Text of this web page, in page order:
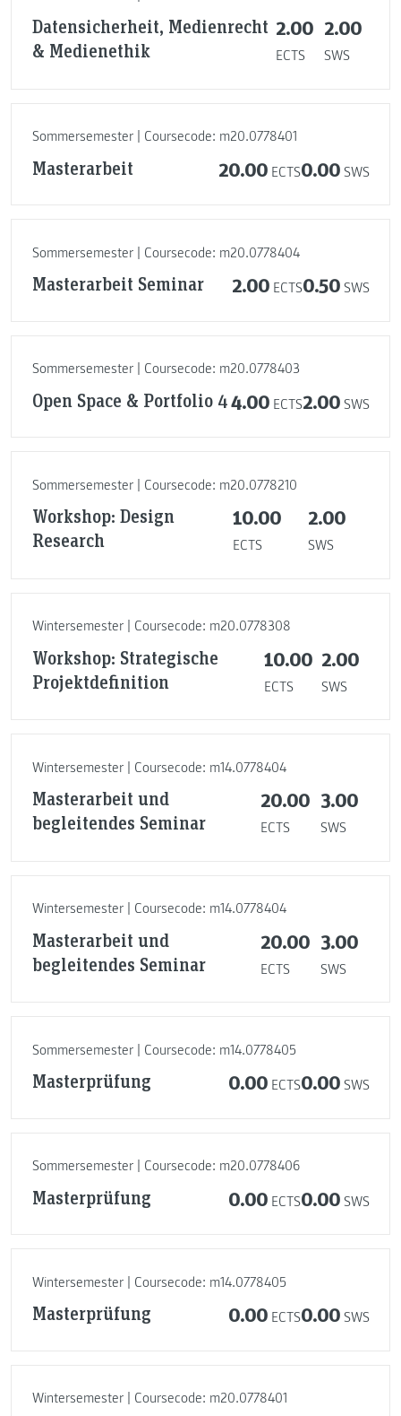
Datensicherheit, Medienrecht
& Medienethik
2.00
ECTS
2.00
SWS
Sommersemester | Coursecode: m20.0778401
Masterarbeit 20.00 ECTS0.00 SWS
Sommersemester | Coursecode: m20.0778404
Masterarbeit Seminar 2.00 ECTS0.50 SWS
Sommersemester | Coursecode: m20.0778403
Open Space & Portfolio 44.00 ECTS2.00 SWS
Sommersemester | Coursecode: m20.0778210
Workshop: Design
Research
10.00
ECTS
2.00
SWS
Wintersemester | Coursecode: m20.0778308
Workshop: Strategische
Projektdefinition
10.00
ECTS
2.00
SWS
Wintersemester | Coursecode: m14.0778404
Masterarbeit und
begleitendes Seminar
20.00
ECTS
3.00
SWS
Wintersemester | Coursecode: m14.0778404
Masterarbeit und
begleitendes Seminar
20.00
ECTS
3.00
SWS
Sommersemester | Coursecode: m14.0778405
Masterprüfung 0.00 ECTS0.00 SWS
Sommersemester | Coursecode: m20.0778406
Masterprüfung 0.00 ECTS0.00 SWS
Wintersemester | Coursecode: m14.0778405
Masterprüfung 0.00 ECTS0.00 SWS
Wintersemester | Coursecode: m20.0778401